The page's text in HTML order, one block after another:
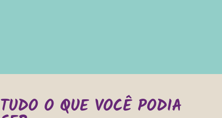
TUDO O QUE VOCÊ PODIA